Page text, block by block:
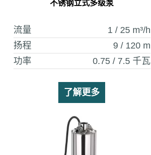
不锈钢立式多级泵
流量 1 / 25 m³/h
扬程
9 / 120 m
功率
0.75 / 7.5 千瓦
了解更多